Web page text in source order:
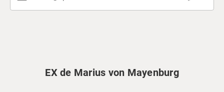
EX de Marius von Mayenburg